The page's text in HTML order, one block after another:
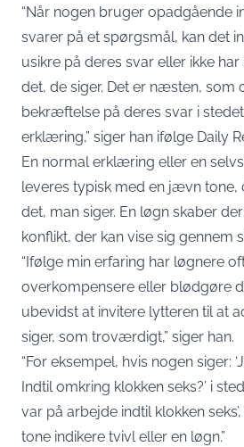
“Når nogen bruger opadgående
svarer på et spørgsmål, kan det
usikre på deres svar eller ikke
det, de siger. Det er næsten, som
bekræftelse på deres svar i
erklæring,” siger han ifølge Daily
En normal erklæring eller en
leveres typisk med en jævn tone,
det, man siger. En løgn skaber
konflikt, der kan vise sig gennem
“Ifølge min erfaring har løgnere
overkompensere eller blødgøre
ubevidst at invitere lytteren til at
siger, som troværdigt,” siger han.
“For eksempel, hvis nogen siger:
Indtil omkring klokken seks?’ i
var på arbejde indtil klokken
tone indikere tvivl eller en løgn.”